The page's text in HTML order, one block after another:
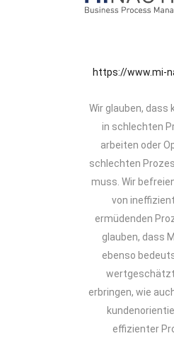
https://www.mi-
Wir glauben, dass
in schlechten
arbeiten oder
schlechten
muss. Wir
von
ermüdenden
glauben, dass
ebenso
erbringen, wie
effizienter